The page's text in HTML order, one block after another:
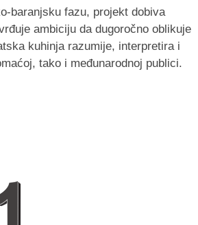
baranjsku fazu, projekt dobiva
ambiciju da dugoročno oblikuje
kuhinja razumije, interpretira i
tako i međunarodnoj publici.